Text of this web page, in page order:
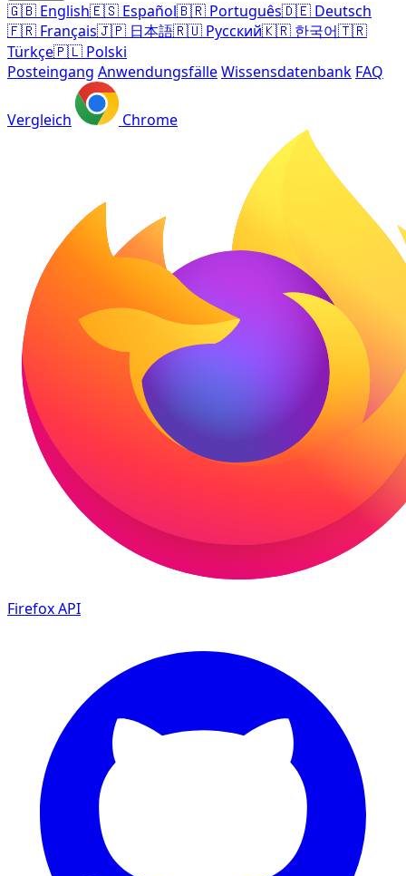
🇬🇧 English🇪🇸 Español🇧🇷 Português🇩🇪 Deutsch
🇫🇷 Français🇯🇵 日本語🇷🇺 Русский🇰🇷 한국어🇹🇷
Türkçe🇵🇱 Polski
Posteingang AnwendungsfälleWissensdatenbank FAQ
Vergleich Chrome
FirefoxAPI